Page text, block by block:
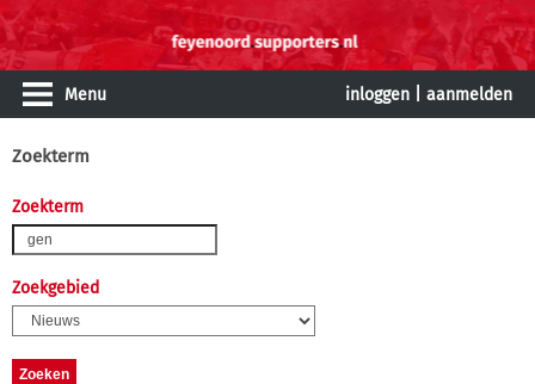
Menu inloggen aanmelden
Zoekterm
Zoekterm
Zoekgebied